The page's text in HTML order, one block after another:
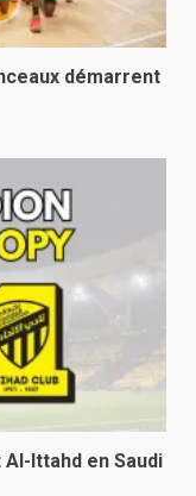
démarrent
Ittahd en Saudi